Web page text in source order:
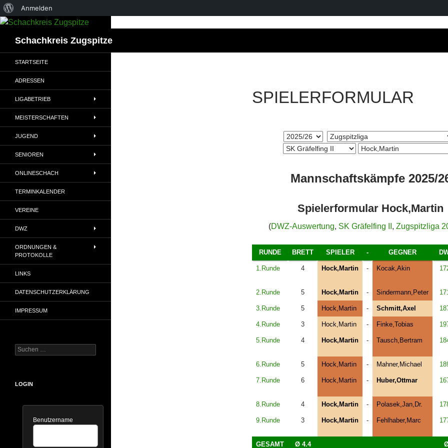
Über
WordPress
Anmelden
Zum
springenSchachkreis Zugspitze
SPIELERFORMULAR
Mannschaftskämpfe 2025/
Spielerformular Hock,Martin
(DWZ-Auswertung, SK Gräfelfing II , Zugspitzliga
RUNDE BRETT SPIELER - GEGNER
1.Runde 4 Hock,Martin - Kocak,Akin
2.Runde 5 Hock,Martin - Sindermann,Peter
3.Runde 5 Hock,Martin - Schmitt,Axel
4.Runde 3 Hock,Martin - Finke,Tobias
5.Runde 4 Hock,Martin - Tausch,Bertram
6.Runde 5 Hock,Martin - Mahner,Michael
7.Runde 6 Hock,Martin - Huber,Ottmar
8.Runde 4 Hock,Martin - Polasek,Jan,Dr.
9.Runde 3 Hock,Martin - Fehlhaber,Marc
GESAMT Ø 4.4
STARTSEITE
ADRESSEN
LIGABETRIEB
MEISTERSCHAFTEN
JUGEND
SENIOREN
ONLINESCHACH
TERMINKALENDER
VEREINE
DWZ
ORDNUNGEN &
PROTOKOLLE
LINKS
DATENSCHUTZERKLÄRUNG
IMPRESSUM
Suchen
nach:
LOGIN
Benutzername